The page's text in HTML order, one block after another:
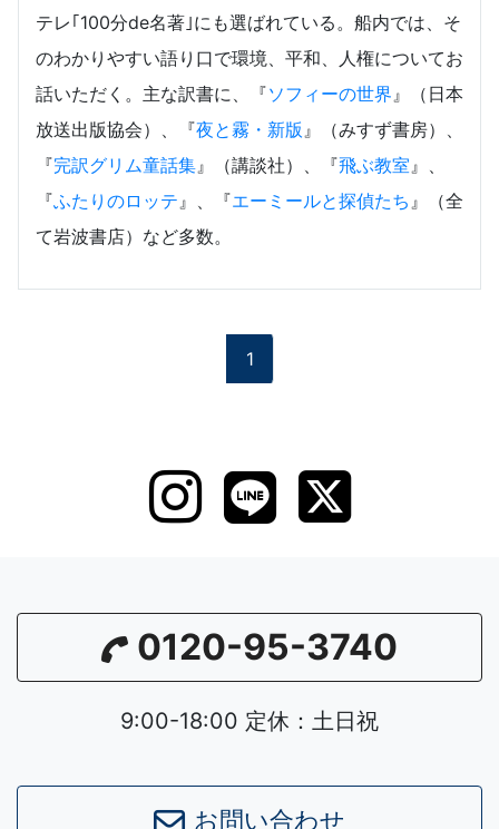
テレ｢100分de名著｣にも選ばれている。船内では、そ
のわかりやすい語り口で環境、平和、人権についてお
話いただく。主な訳書に、『ソフィーの世界』（日本
放送出版協会）、『夜と霧・新版 』（みすず書房）、
『完訳グリム童話集』（講談社）、『飛ぶ教室』、
『ふたりのロッテ』、『エーミールと探偵たち 』（全
て岩波書店）など多数。
1
0120-95-3740
9:00-18:00 定休：土日祝
お問い合わせ